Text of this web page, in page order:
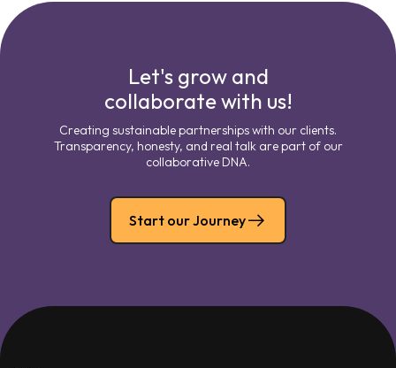
Let's grow and
collaborate with us!
Creating sustainable partnerships with our clients.
Transparency, honesty, and real talk are part of our
collaborative DNA.
Start our Journey